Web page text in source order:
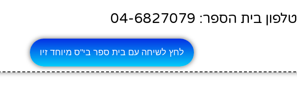
טלפון בית הספר: 04-6827079
לחץ לשיחה עם בית ספר בי"ס מיוחד זיו